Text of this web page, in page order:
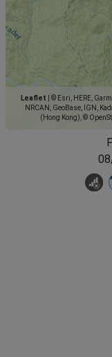
Leaflet
© Esri, HERE,
NRCAN, GeoBase, IGN,
(Hong Kong), ©